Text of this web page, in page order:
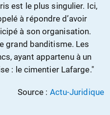
est le plus singulier. Ici,
à répondre d’avoir
à son organisation.
grand banditisme. Les
ayant appartenu à un
: le cimentier Lafarge."
Source : Actu-Juridique